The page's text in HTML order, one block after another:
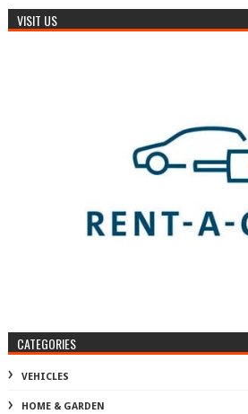
VISIT US
CATEGORIES
VEHICLES
HOME & GARDEN